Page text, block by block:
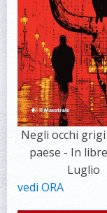
Negli occhi
paese - In
Luglio
vedi ORA